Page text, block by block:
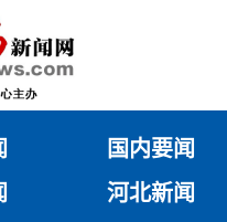
国内要闻
河北新闻